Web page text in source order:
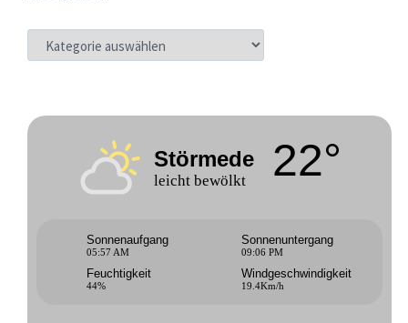
KATEGORIEN
Störmede
leicht bewölkt 22°
Sonnenaufgang
05:57 AM
Sonnenuntergang
09:06 PM
Feuchtigkeit
44%
Windgeschwindigkeit
19.4Km/h